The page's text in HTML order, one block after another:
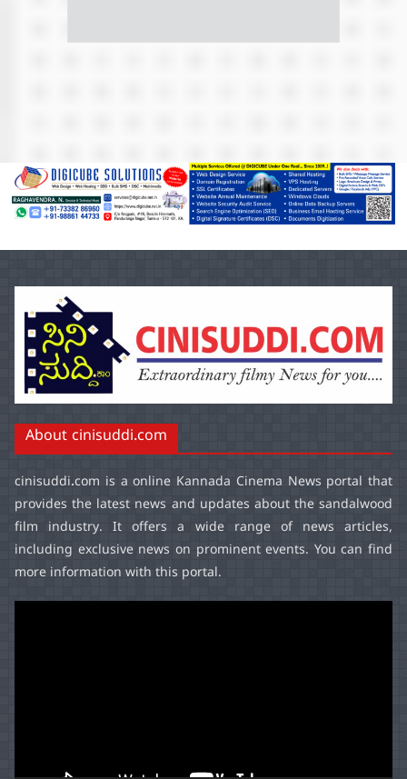
About cinisuddi.com
cinisuddi.com is a online Kannada Cinema News portal that
provides the latest news and updates about the sandalwood
film industry. It offers a wide range of news articles,
including exclusive news on prominent events. You can find
more information with this portal.